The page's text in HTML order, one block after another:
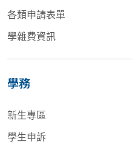
各類申請表單
學雜費資訊
學務
新生專區
學生申訴